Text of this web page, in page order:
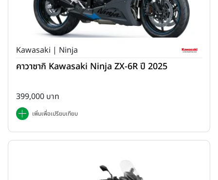
Kawasaki | Ninja
คาวาซากิ Kawasaki Ninja ZX-6R ปี 2025
399,000 บาท
เพิ่มเพื่อเปรียบเทียบ